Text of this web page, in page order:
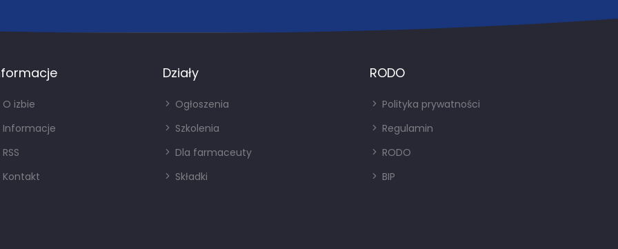
O izbie
Informacje
RSS
Kontakt
Działy
Ogłoszenia
Szkolenia
Dla farmaceuty
Składki
RODO
Polityka prywatności
Regulamin
RODO
BIP